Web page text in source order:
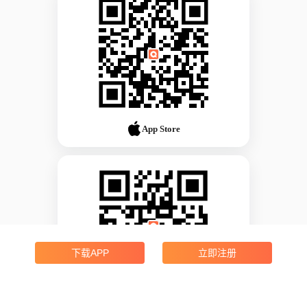
App Store
下载APP 立即注册